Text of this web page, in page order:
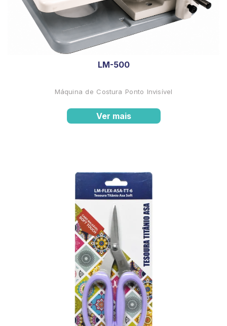
LM-500
Máquina de Costura Ponto Invisível
Ver mais